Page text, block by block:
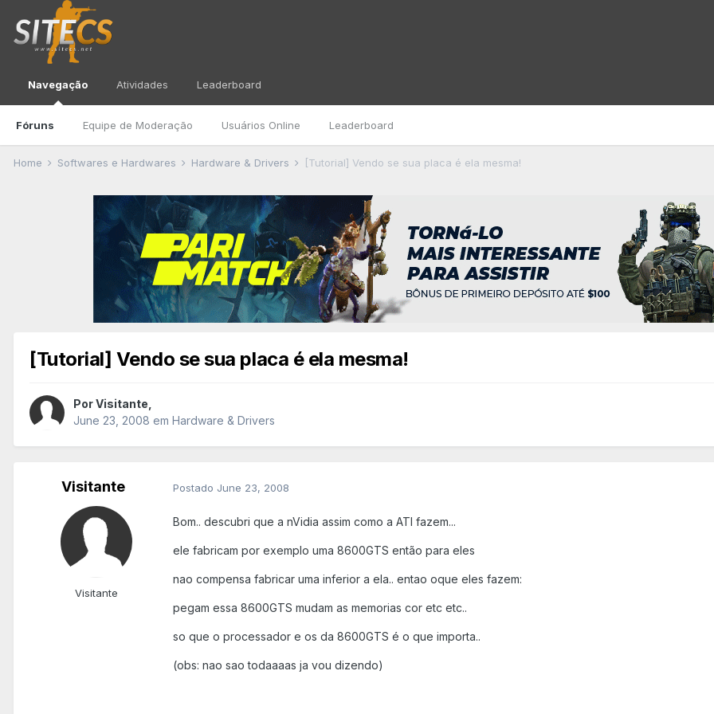
Navegação
Fóruns Equipe de Moderação Usuários Online Leaderboard
Atividades Leaderboard
Home Softwares e Hardwares Hardware & Drivers [Tutorial] Vendo se sua placa é ela mesma!
[Tutorial] Vendo se sua placa é ela mesma!
PorVisitante
June 23, 2008 em Hardware & Drivers
Visitante
Visitante
Postado June 23, 2008
Bom.. descubri que a nVidia assim como a ATI fazem...
ele fabricam por exemplo uma 8600GTS então para eles
nao compensa fabricar uma inferior a ela.. entao oque eles fazem:
pegam essa 8600GTS mudam as memorias cor etc etc..
so que o processador e os da 8600GTS é o que importa..
(obs: nao sao todaaaas ja vou dizendo)